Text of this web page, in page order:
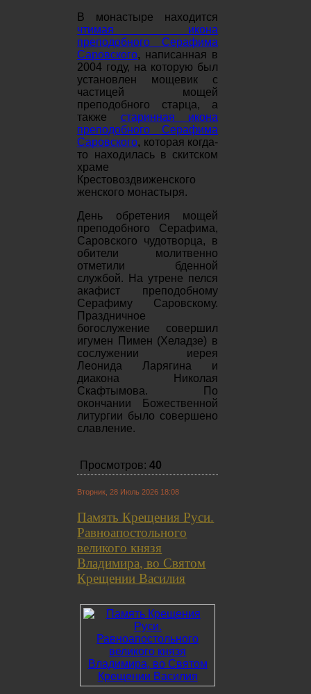
В монастыре находится
чтимая икона
преподобного Серафима
Саровского, написанная в
2004 году, на которую был
установлен мощевик с
частицей мощей
преподобного старца, а
также старинная икона
преподобного Серафима
Саровского, которая когда-
то находилась в скитском
храме
Крестовоздвиженского
женского монастыря.
День обретения мощей
преподобного Серафима,
Саровского чудотворца, в
обители молитвенно
отметили бденной
службой. На утрене пелся
акафист преподобному
Серафиму Саровскому.
Праздничное
богослужение совершил
игумен Пимен (Хеладзе) в
сослужении иерея
Леонида Ларягина и
диакона Николая
Скафтымова. По
окончании Божественной
литургии было совершено
славление.
Просмотров:40
Вторник, 28 Июль 2026 18:08
Память Крещения Руси.
Равноапостольного
великого князя
Владимира, во Святом
Крещении Василия